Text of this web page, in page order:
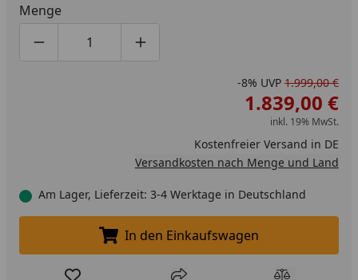
Menge
Produktmenge um eins verringern
Produktmenge manuell eingeben
Produktmenge um eins erhöhen
-8% UVP 1.999,00 €
1.839,00 €
inkl. 19% MwSt.
Kostenfreier Versand in DE
Versandkosten nach Menge und Land
Am Lager, Lieferzeit: 3-4 Werktage in Deutschland
In den Einkaufswagen legen
In den Einkaufswagen